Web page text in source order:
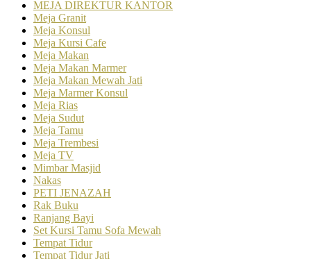
MEJA DIREKTUR KANTOR
Meja Granit
Meja Konsul
Meja Kursi Cafe
Meja Makan
Meja Makan Marmer
Meja Makan Mewah Jati
Meja Marmer Konsul
Meja Rias
Meja Sudut
Meja Tamu
Meja Trembesi
Meja TV
Mimbar Masjid
Nakas
PETI JENAZAH
Rak Buku
Ranjang Bayi
Set Kursi Tamu Sofa Mewah
Tempat Tidur
Tempat Tidur Jati